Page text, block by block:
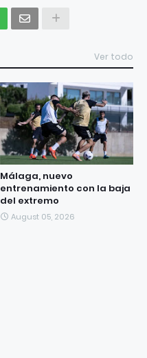
Ver todo
Málaga, nuevo
entrenamiento con la baja
del extremo
August 05, 2026